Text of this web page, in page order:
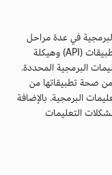
في عدة مراحل
تطوير. يجب أن تجتاز كل وظيفة وواجهة برمجة تطبيقات (API) وهيكلة
البرمجية المحددة.
من صحة تطبيقاتها من
البرمجية. بالإضافة
التعليمات